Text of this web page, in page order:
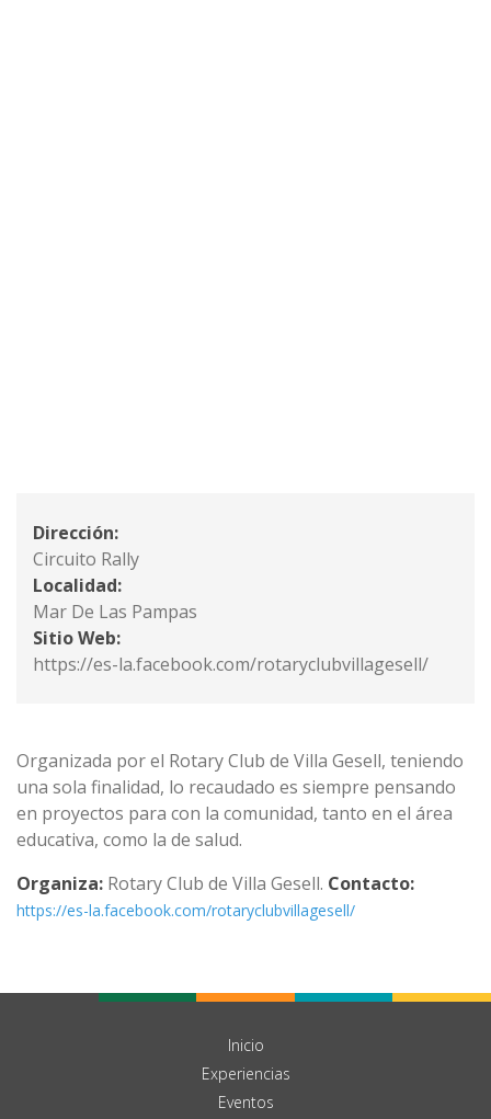
Dirección:
Circuito Rally
Localidad:
Mar De Las Pampas
Sitio Web:
https://es-la.facebook.com/rotaryclubvillagesell/
Organizada por el Rotary Club de Villa Gesell, teniendo
una sola finalidad, lo recaudado es siempre pensando
en proyectos para con la comunidad, tanto en el área
educativa, como la de salud.
Organiza: Rotary Club de Villa Gesell. Contacto:
https://es-la.facebook.com/rotaryclubvillagesell/
Inicio
Experiencias
Eventos